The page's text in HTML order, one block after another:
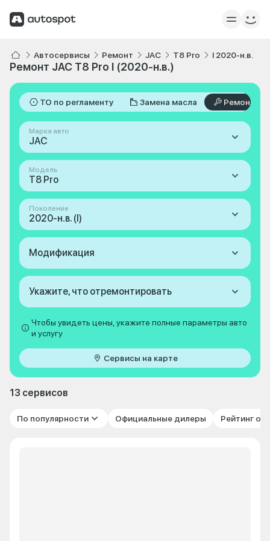
Автосервисы Ремонт JAC T8 Pro I 2020-н.в.
Ремонт JAC T8 Pro I (2020-н.в.)
ТО по регламенту Замена масла Ремонт
Марка авто
JAC
Модель
T8 Pro
Поколение
2020-н.в. (I)
Модификация
Укажите, что отремонтировать
Чтобы увидеть цены, укажите полные параметры авто
и услугу
Сервисы на карте
13 сервисов
По популярности Официальные дилеры Рейтинг